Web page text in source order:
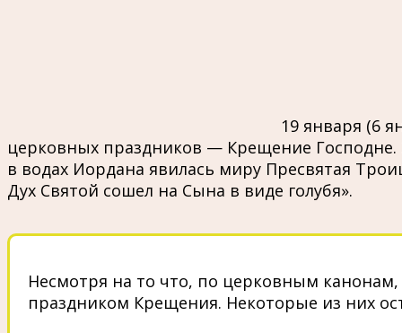
19 января (6
церковных праздников — Крещение Господне.
в водах Иордана явилась миру Пресвятая
Дух Святой сошел на Сына в виде голубя».
Несмотря на то что, по церковным
праздником Крещения. Некоторые из них